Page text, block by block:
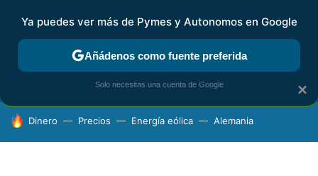
FISCALIDAD Y CONTABILIDAD KIT DIGITAL RENTA
HOY SE HABLA DE
Dinero Precios Energía eólica Alemania
×
Ya puedes ver más de Pymes y Autonomos en Google
Añádenos como fuente preferida
Solo necesitas una cuenta de Google